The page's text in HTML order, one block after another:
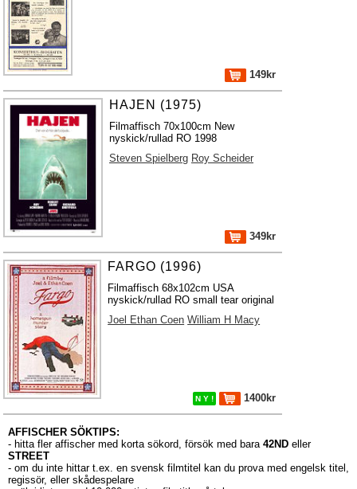
149kr
HAJEN (1975)
Filmaffisch 70x100cm New
nyskick/rullad RO 1998
Steven Spielberg Roy Scheider
349kr
FARGO (1996)
Filmaffisch 68x102cm USA
nyskick/rullad RO small tear original
Joel Ethan Coen William H Macy
N Y ! 1400kr
AFFISCHER SÖKTIPS:
- hitta fler affischer med korta sökord, försök med bara 42ND eller
STREET
- om du inte hittar t.ex. en svensk filmtitel kan du prova med engelsk titel,
regissör, eller skådespelare